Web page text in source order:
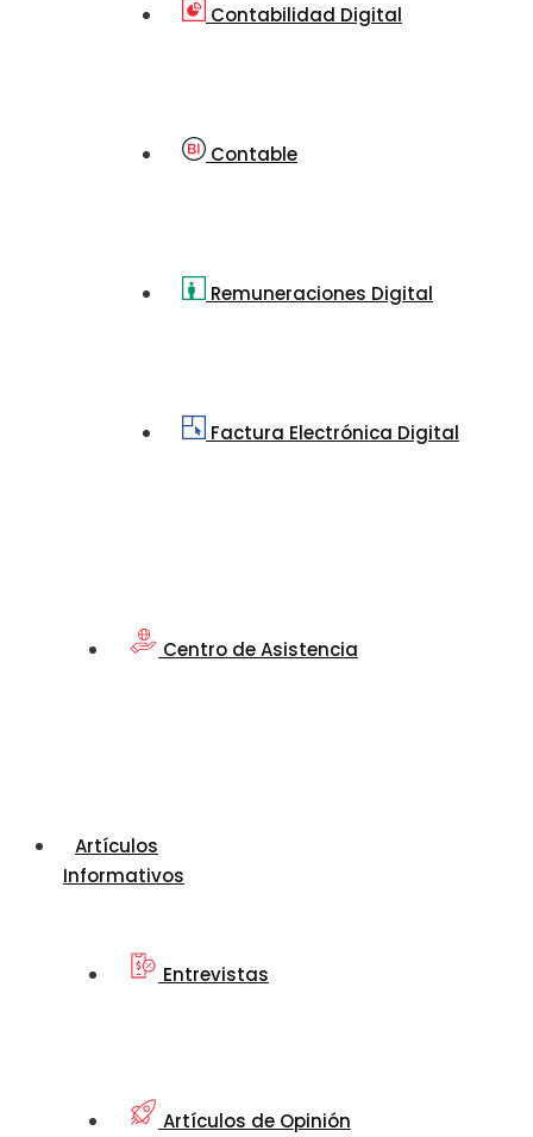
Contabilidad Digital
Contable
Remuneraciones Digital
Factura Electrónica Digital
Centro de Asistencia
Artículos
Informativos
Entrevistas
Artículos de Opinión